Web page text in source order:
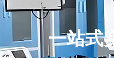
一站式